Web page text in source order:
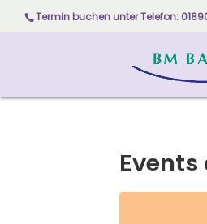
Termin buchen unterTelefon: